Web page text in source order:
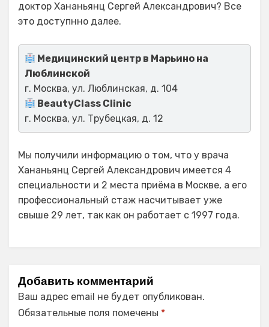
доктор Хананьянц Сергей Александрович? Все
это доступнно далее.
Медицинский центр в Марьино на
Люблинской
г. Москва, ул. Люблинская, д. 104
BeautyClass Clinic
г. Москва, ул. Трубецкая, д. 12
Мы получили информацию о том, что у врача
Хананьянц Сергей Александрович имеется 4
специальности и 2 места приёма в Москве, а его
профессиональный стаж насчитывает уже
свыше 29 лет, так как он работает с 1997 года.
Добавить комментарий
Ваш адрес email не будет опубликован.
Обязательные поля помечены *